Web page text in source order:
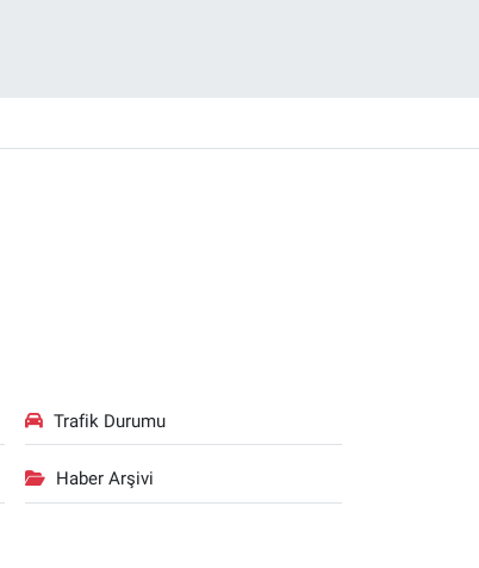
Trafik Durumu
Haber Arşivi